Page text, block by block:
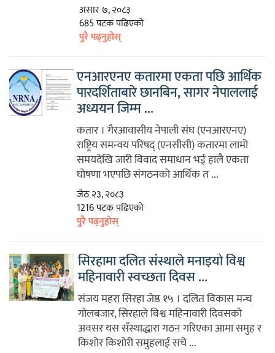
असार ७, २०८३
685 पटक पढिएको
पुरै पढ्नुहोस्
एनआरएनए कतारमा एकता पछि आर्थिक
पारदर्शिताबारे छानबिन, सागर नेपाललाई
अध्ययन जिम्म ...
कतार । गैरआवासीय नेपाली संघ (एनआरएनए)
राष्ट्रिय समन्वय परिषद् (एनसीसी) कतारमा लामो
समयदेखि जारी विवाद समाधान भई हालै एकता
घोषणा भएपछि संगठनको आर्थिक त ...
जेठ २३, २०८३
1216 पटक पढिएको
पुरै पढ्नुहोस्
सिरहामा दलित संस्थाले मनाइयो विश्व
महिनावारी स्वच्छता दिवस ...
संजय महरा सिरहा जेष्ठ १५ । दलित विकास मन्च
गोलबजार, सिरहाले विश्व महिनावारी दिवसको
अवसर यस सँस्थाद्धारा गठन गरिएका आमा समुह र
किशोर किशोरी समुहलाई सचे ...